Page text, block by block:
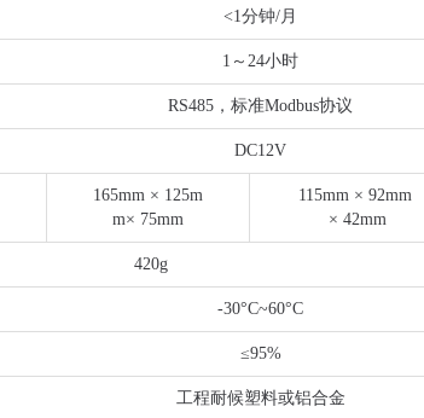
<1分钟/月
1～24小时
RS485，标准Modbus协议
DC12V
165mm × 125m
m× 75mm
115mm × 92mm
× 42mm
420g
-30°C~60°C
≤95%
工程耐候塑料或铝合金